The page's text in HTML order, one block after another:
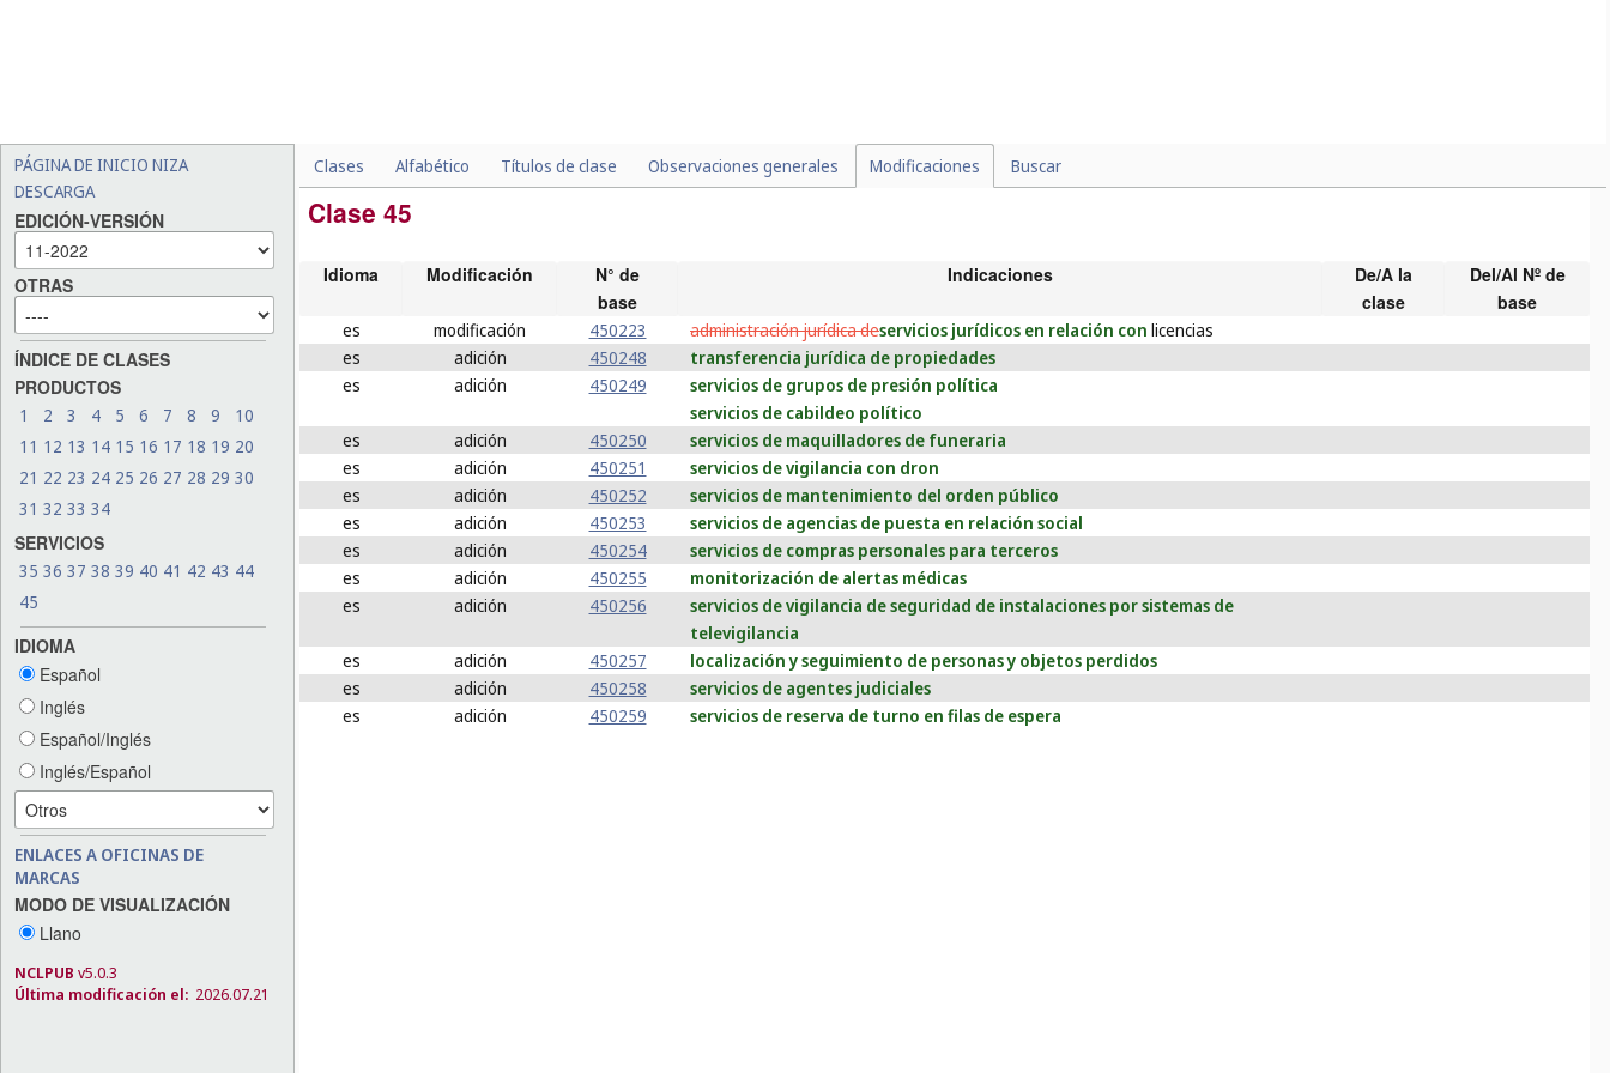
PÁGINA DE INICIO NIZA
DESCARGA
EDICIÓN-VERSIÓN
OTRAS
ÍNDICE DE CLASES
PRODUCTOS
1 2 3 4 5 6 7 8 9
10
11 12 13 14 15 16 17 18 19 20
21 22 23 24 25 26 27 28 29 30
31 32 33 34
SERVICIOS
35 36 37 38 39 40 41 42 43 44
45
IDIOMA
Español
Inglés
Español/Inglés
Inglés/Español
ENLACES A OFICINAS DE
MARCAS
MODO DE VISUALIZACIÓN
Llano
NCLPUB v5.0.3
Última modificación el: 2026.07.21
Clases Alfabético Títulos de clase Observaciones generales Modificaciones Buscar
Clase 45
Idioma Modificación
N° de
base
Indicaciones
De/A la
clase
Del/Al Nº de
base
es modificación 450223 administración jurídica deservicios jurídicos en relación con licencias
es
adición 450248
transferencia jurídica de propiedades
es
adición 450249
servicios de grupos de presión política
servicios de cabildeo político
es
adición 450250
servicios de maquilladores de funeraria
es
adición 450251
servicios de vigilancia con dron
es
adición 450252
servicios de mantenimiento del orden público
es
adición 450253
servicios de agencias de puesta en relación social
es
adición 450254
servicios de compras personales para terceros
es
adición 450255
monitorización de alertas médicas
es
adición 450256
servicios de vigilancia de seguridad de instalaciones por sistemas de
televigilancia
es
adición 450257
localización y seguimiento de personas y objetos perdidos
es
adición 450258
servicios de agentes judiciales
es
adición 450259 servicios de reserva de turno en filas de espera